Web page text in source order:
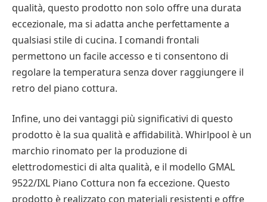
qualità, questo prodotto non solo offre una durata
eccezionale, ma si adatta anche perfettamente a
qualsiasi stile di cucina. I comandi frontali
permettono un facile accesso e ti consentono di
regolare la temperatura senza dover raggiungere il
retro del piano cottura.
Infine, uno dei vantaggi più significativi di questo
prodotto è la sua qualità e affidabilità. Whirlpool è un
marchio rinomato per la produzione di
elettrodomestici di alta qualità, e il modello GMAL
9522/IXL Piano Cottura non fa eccezione. Questo
prodotto è realizzato con materiali resistenti e offre